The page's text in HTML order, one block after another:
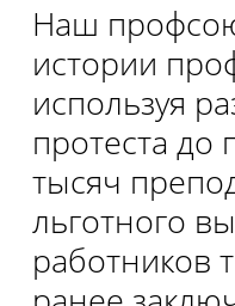
Наш
истории
используя
протеста до
тысяч
льготного
работников